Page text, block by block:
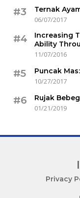
#3
Ternak
06/07/2017
#4
Increasing
Ability
11/07/2016
#5
Puncak
10/27/2017
#6
Rujak
01/21/2019
Privacy